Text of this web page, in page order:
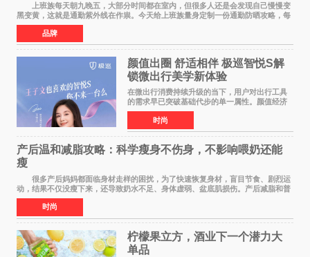
上班族每天朝九晚五，大部分时间都在室内，但很多人还是会发现自己慢慢变
黑变黄，这就是通勤紫外线在作祟。今天给上班族量身定制一份通勤防晒攻略，每
天只花 1 分钟，就能轻松搞定。 首先
品牌
颜值出圈 舒适相伴 极巡智悦S解
锁微出行美学新体验
在微出行消费持续升级的当下，用户对出行工具
的需求早已突破基础代步的单一属性。颜值经济
浪潮之下，出行载具不再是冰冷的工具，而是个
人生活态度、审美品味与生活方式的具象延伸。
当Z世代与年轻家
时尚
产后温和减脂攻略：科学瘦身不伤身，不影响喂奶还能
瘦
很多产后妈妈都面临身材走样的困扰，为了快速恢复身材，盲目节食、剧烈运
动，结果不仅没瘦下来，还导致奶水不足、身体虚弱、盆底肌损伤。产后减脂和普
通人完全不同，核心是 温和、安全、循序
时尚
柠檬果立方，酒业下一个潜力大
单品